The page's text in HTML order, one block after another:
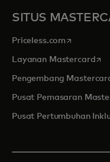
SITUS
Priceless.com opens in a
Layanan Mastercard
Pengembang
Pusat Pemasaran
Pusat Pertumbuhan